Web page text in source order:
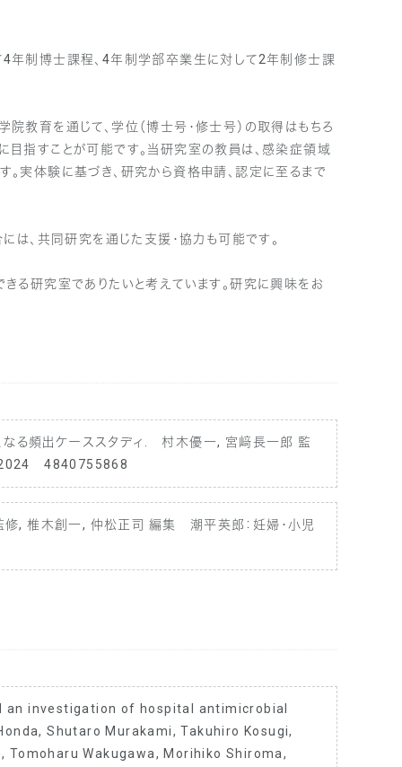
年制博士課程、4年制学部卒業生に対して2年制修士課
教育を通じて、学位（博士号・修士号）の取得はもちろ
指すことが可能です。当研究室の教員は、感染症領域
実体験に基づき、研究から資格申請、認定に至るまで
は、共同研究を通じた支援・協力も可能です。
る研究室でありたいと考えています。研究に興味をお
る頻出ケーススタディ. 村木優一, 宮﨑長一郎 監
4840755868
, 椎木創一, 仲松正司 編集 潮平英郎：妊婦・小児
investigation of hospital antimicrobial
Shutaro Murakami, Takuhiro Kosugi,
Wakugawa, Morihiko Shiroma,